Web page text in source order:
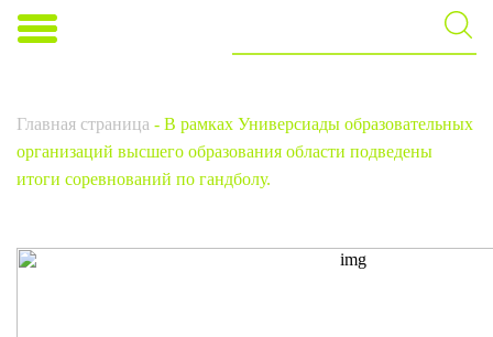
Главная страница - В рамках Универсиады образовательных
организаций высшего образования области подведены
итоги соревнований по гандболу.